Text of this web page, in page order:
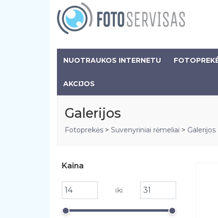
NUOTRAUKOS INTERNETU
AKCIJOS
Galerijos
Fotoprekės > Suvenyriniai rėmeliai > Galerijos
Kaina
iki